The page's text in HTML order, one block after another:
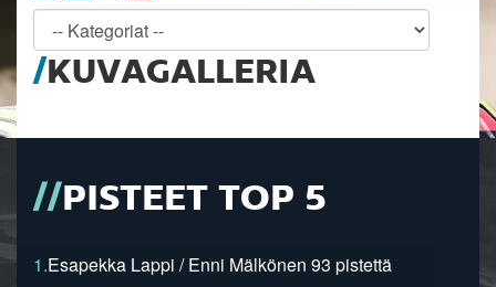
KUVAGALLERIA
PISTEET TOP 5
1.Esapekka Lappi / Enni Mälkönen 93 pistettä